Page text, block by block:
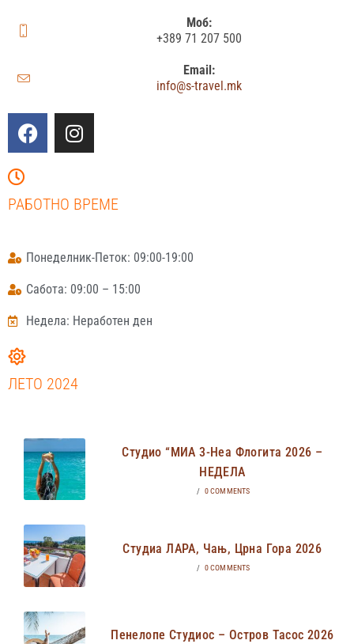
Моб:
+389 71 207 500
Email:
info@s-travel.mk
РАБОТНО ВРЕМЕ
Понеделник-Петок: 09:00-19:00
Сабота: 09:00 – 15:00
Недела: Неработен ден
ЛЕТО 2024
Студио “МИА 3-Неа Флогита 2026 –
НЕДЕЛА
/ 0 COMMENTS
Студиа ЛАРА, Чањ, Црна Гора 2026
/ 0 COMMENTS
Пенелопе Студиос – Остров Тасос 2026